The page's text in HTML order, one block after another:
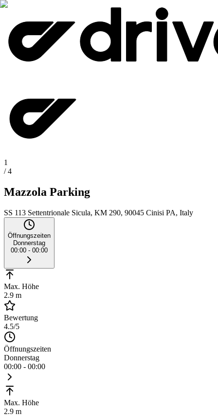
1
/4
Mazzola Parking
SS 113 Settentrionale Sicula, KM 290, 90045 Cinisi PA, Italy
Öffnungszeiten
Donnerstag
00:00 - 00:00
Max. Höhe
2.9 m
Bewertung
4.5/5
Öffnungszeiten
Donnerstag
00:00 - 00:00
Max. Höhe
2.9 m